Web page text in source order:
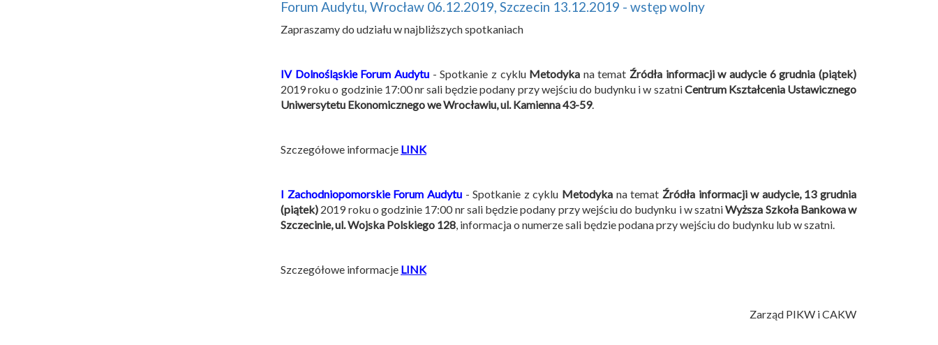
Forum Audytu, Wrocław 06.12.2019, Szczecin 13.12.2019 - wstęp wolny
Zapraszamy do udziału w najbliższych spotkaniach
IV Dolnośląskie Forum Audytu- Spotkanie z cyklu Metodyka na tematŹródła informacji w audycie 6 grudnia (piątek)
2019 roku o godzinie 17:00 nr sali będzie podany przy wejściu do budynku i w szatniCentrum Kształcenia Ustawicznego
Uniwersytetu Ekonomicznego we Wrocławiu, ul. Kamienna 43-59.
Szczegółowe informacje LINK
I Zachodniopomorskie Forum Audytu- Spotkanie z cyklu Metodyka na temat Źródła informacji w audycie, 13 grudnia
(piątek) 2019 roku o godzinie 17:00 nr sali będzie podany przy wejściu do budynku i w szatniWyższa Szkoła Bankowa w
Szczecinie, ul. Wojska Polskiego 128, informacja o numerze sali będzie podana przy wejściu do budynku lub w szatni.
Szczegółowe informacje LINK
Zarząd PIKW i CAKW